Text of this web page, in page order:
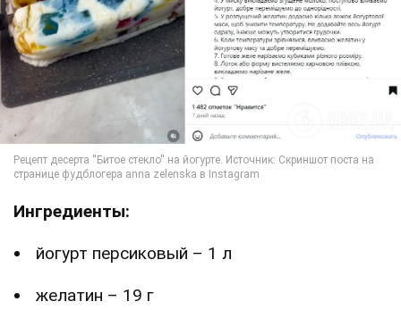
Ингредиенты:
йогурт персиковый – 1 л
желатин – 19 г